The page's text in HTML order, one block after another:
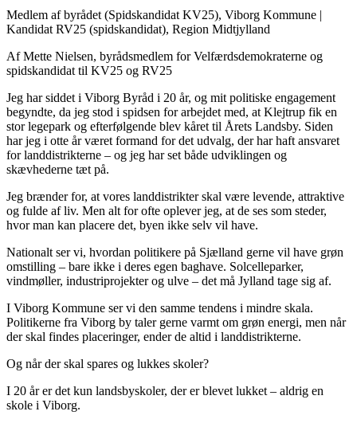
Medlem af byrådet (Spidskandidat KV25), Viborg Kommune |
Kandidat RV25 (spidskandidat), Region Midtjylland
Af Mette Nielsen, byrådsmedlem for Velfærdsdemokraterne og
spidskandidat til KV25 og RV25
Jeg har siddet i Viborg Byråd i 20 år, og mit politiske engagement
begyndte, da jeg stod i spidsen for arbejdet med, at Klejtrup fik en
stor legepark og efterfølgende blev kåret til Årets Landsby. Siden
har jeg i otte år været formand for det udvalg, der har haft ansvaret
for landdistrikterne – og jeg har set både udviklingen og
skævhederne tæt på.
Jeg brænder for, at vores landdistrikter skal være levende, attraktive
og fulde af liv. Men alt for ofte oplever jeg, at de ses som steder,
hvor man kan placere det, byen ikke selv vil have.
Nationalt ser vi, hvordan politikere på Sjælland gerne vil have grøn
omstilling – bare ikke i deres egen baghave. Solcelleparker,
vindmøller, industriprojekter og ulve – det må Jylland tage sig af.
I Viborg Kommune ser vi den samme tendens i mindre skala.
Politikerne fra Viborg by taler gerne varmt om grøn energi, men når
der skal findes placeringer, ender de altid i landdistrikterne.
Og når der skal spares og lukkes skoler?
I 20 år er det kun landsbyskoler, der er blevet lukket – aldrig en
skole i Viborg.